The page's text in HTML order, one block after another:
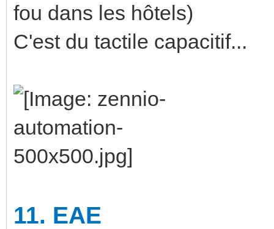
fou dans les hôtels)
C'est du tactile capacitif...
11. EAE